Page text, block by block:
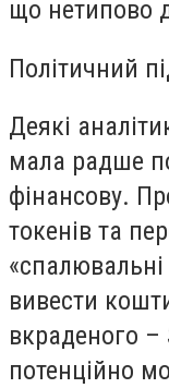
що нетипово
Політичний
Деякі
мала радше
фінансову.
токенів та
вивести
вкраденого –
потенційно